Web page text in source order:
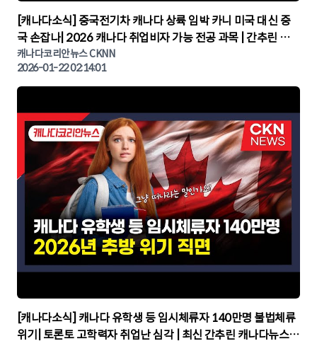
▶
[캐나다소식] 중국전기차 캐나다 상륙 임박 카니 미국 대신 중
국 손잡나| 2026 캐나다 취업비자 가능 전공 과목 | 간추린 캐
나다뉴스 | CKNNEWS, 캐나다코리안뉴스
캐나다코리안뉴스 CKNN
2026-01-22 02:14:01
▶
[캐나다소식] 캐나다 유학생 등 임시체류자 140만명 불법체류
위기| 토론토 고학력자 취업난 심각 | 최신 간추린 캐나다뉴스 |